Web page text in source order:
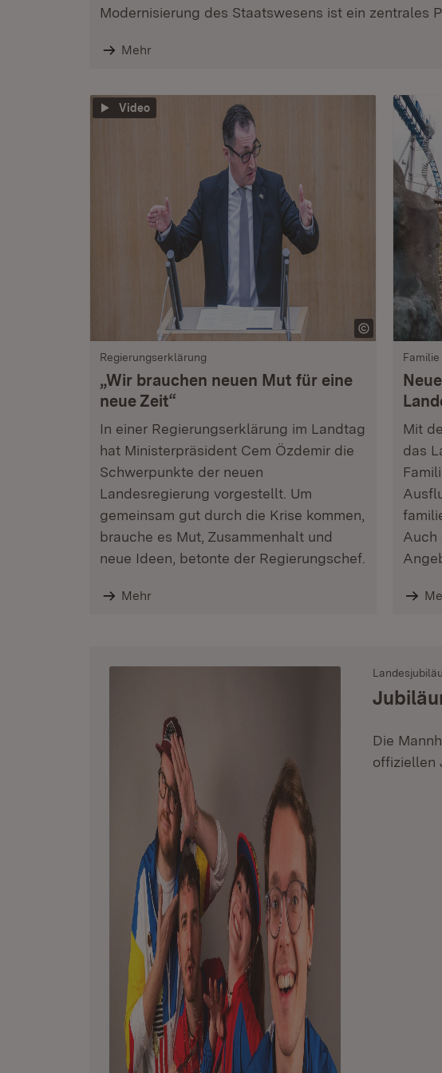
Modernisierung des Staatswesens ist ein zentrales
Mehr
Video
Regierungserklärung
„Wir brauchen neuen Mut für eine
neue Zeit“
In einer Regierungserklärung im Landtag
hat Ministerpräsident Cem Özdemir die
Schwerpunkte der neuen
Landesregierung vorgestellt. Um
gemeinsam gut durch die Krise kommen,
brauche es Mut, Zusammenhalt und
neue Ideen, betonte der Regierungschef.
Mehr
Familie
Mit
das
Auch
Die
offiziellen